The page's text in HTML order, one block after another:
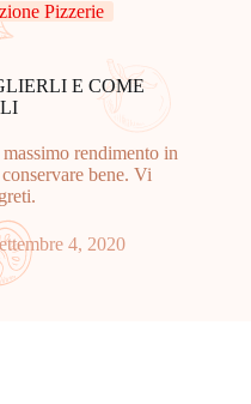
Pizzerie
E COME
rendimento in
bene. Vi
4, 2020